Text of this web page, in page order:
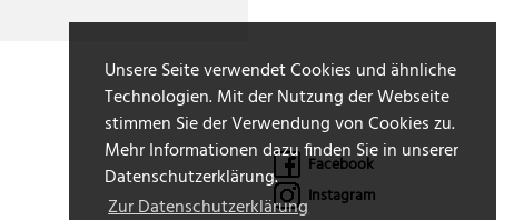
Unsere Seite verwendet Cookies und ähnliche
Technologien. Mit der Nutzung der Webseite
stimmen Sie der Verwendung von Cookies zu.
Mehr Informationen dazu finden Sie in unserer
Datenschutzerklärung.
Zur Datenschutzerklärung
Facebook
Instagram